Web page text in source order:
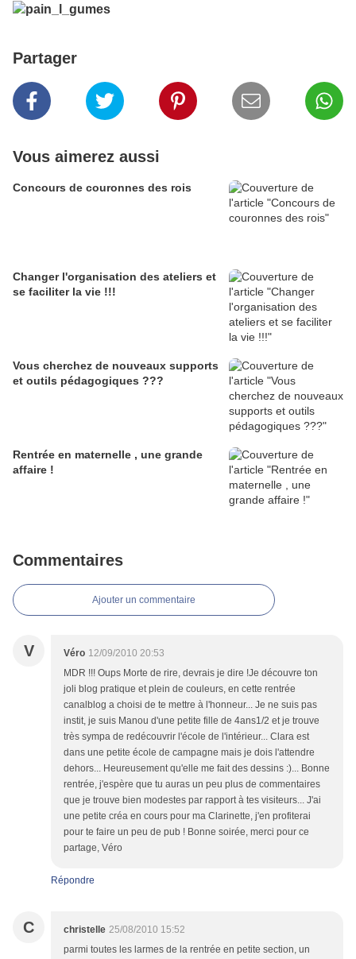
Partager
Vous aimerez aussi
Concours de couronnes des rois
Changer l'organisation des ateliers et
se faciliter la vie !!!
Vous cherchez de nouveaux supports
et outils pédagogiques ???
Rentrée en maternelle , une grande
affaire !
Commentaires
Ajouter un commentaire
V Véro 12/09/2010 20:53
MDR !!! Oups Morte de rire, devrais je dire !Je découvre ton
joli blog pratique et plein de couleurs, en cette rentrée
canalblog a choisi de te mettre à l'honneur... Je ne suis pas
instit, je suis Manou d'une petite fille de 4ans1/2 et je trouve
très sympa de redécouvrir l'école de l'intérieur... Clara est
dans une petite école de campagne mais je dois l'attendre
dehors... Heureusement qu'elle me fait des dessins :)... Bonne
rentrée, j'espère que tu auras un peu plus de commentaires
que je trouve bien modestes par rapport à tes visiteurs... J'ai
une petite créa en cours pour ma Clarinette, j'en profiterai
pour te faire un peu de pub ! Bonne soirée, merci pour ce
partage, Véro
Répondre
C christelle 25/08/2010 15:52
parmi toutes les larmes de la rentrée en petite section, un